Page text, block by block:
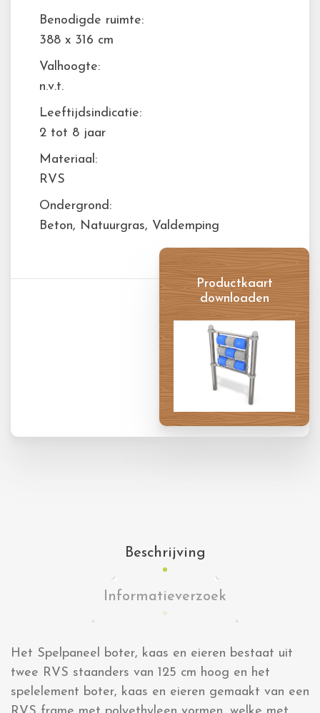
Benodigde ruimte:
388 x 316 cm
Valhoogte:
n.v.t.
Leeftijdsindicatie:
2 tot 8 jaar
Materiaal:
RVS
Ondergrond:
Beton, Natuurgras, Valdemping
Productkaart
downloaden
Beschrijving
Informatieverzoek
Het Spelpaneel boter, kaas en eieren bestaat uit
twee RVS staanders van 125 cm hoog en het
spelelement boter, kaas en eieren gemaakt van een